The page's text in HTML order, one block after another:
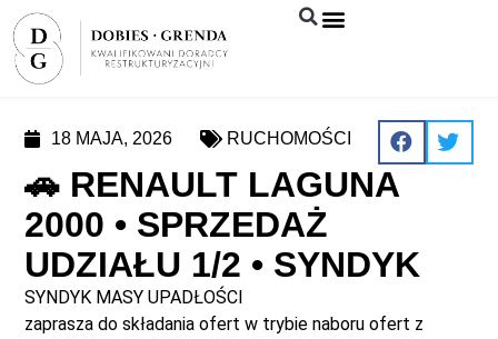
18 MAJA, 2026 RUCHOMOŚCI
🚗 RENAULT LAGUNA
2000 • SPRZEDAŻ
UDZIAŁU 1/2 • SYNDYK
SYNDYK MASY UPADŁOŚCI
zaprasza do składania ofert w trybie naboru ofert z